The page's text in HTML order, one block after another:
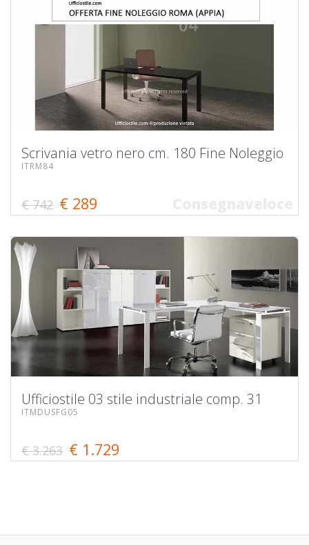
Scrivania vetro nero cm. 180 Fine Noleggio
ITRM84
€ 742 € 289
Ufficiostile 03 stile industriale comp. 31
ITMDUSFG05
€ 3.263 € 1.729